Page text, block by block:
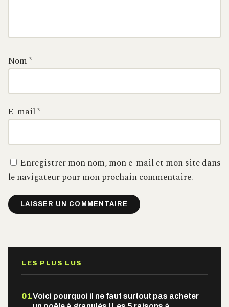
Nom*
E-mail*
Enregistrer mon nom, mon e-mail et mon site dans
le navigateur pour mon prochain commentaire.
LES PLUS LUS
01Voici pourquoi il ne faut surtout pas acheter